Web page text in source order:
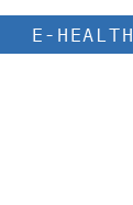
E-HEALTH